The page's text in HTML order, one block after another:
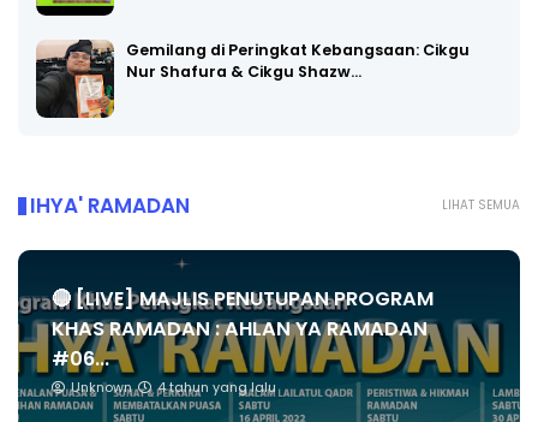
Gemilang di Peringkat Kebangsaan: Cikgu
Nur Shafura & Cikgu Shazw…
LIHAT SEMUA
IHYA' RAMADAN
🔴 [LIVE] MAJLIS PENUTUPAN PROGRAM
KHAS RAMADAN : AHLAN YA RAMADAN
#06...
Unknown 4 tahun yang lalu